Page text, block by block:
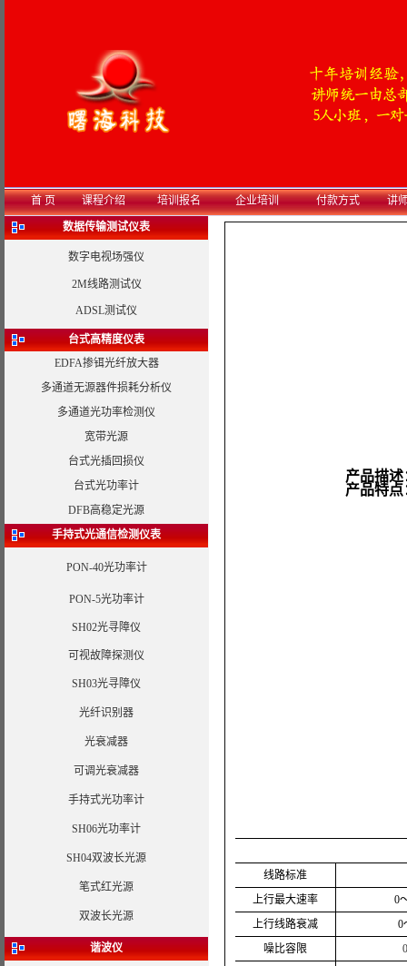
首 页 课程介绍 培训报名 企业培训 付款方式 讲
数据传输测试仪表
数字电视场强仪
2M线路测试仪
ADSL测试仪
台式高精度仪表
EDFA掺铒光纤放大器
多通道无源器件损耗分析仪
多通道光功率检测仪
宽带光源
台式光插回损仪
台式光功率计
DFB高稳定光源
手持式光通信检测仪表
PON-40光功率计
PON-5光功率计
SH02光寻障仪
可视故障探测仪
SH03光寻障仪
光纤识别器
光衰减器
可调光衰减器
手持式光功率计
SH06光功率计
SH04双波长光源
笔式红光源
双波长光源
谐波仪
产品描述
产品特点
线路标准
上行最大速率
0
上行线路衰减
0
噪比容限